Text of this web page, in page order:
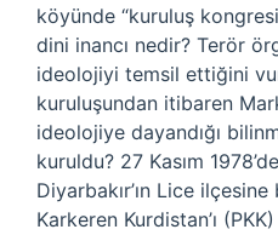
köyünde “kuruluş
dini inancı nedir? Terör
ideolojiyi temsil ettiğini
kuruluşundan itibaren
ideolojiye dayandığı
kuruldu? 27 Kasım
Diyarbakır’ın Lice
Karkeren Kurdistan’ı